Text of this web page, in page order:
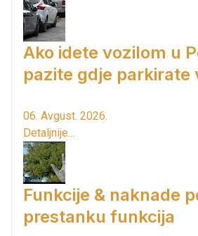
Ako idete vozilom u
pazite gdje parkirate
06. Avgust. 2026.
Detaljnije...
Funkcije & naknade
prestanku funkcija